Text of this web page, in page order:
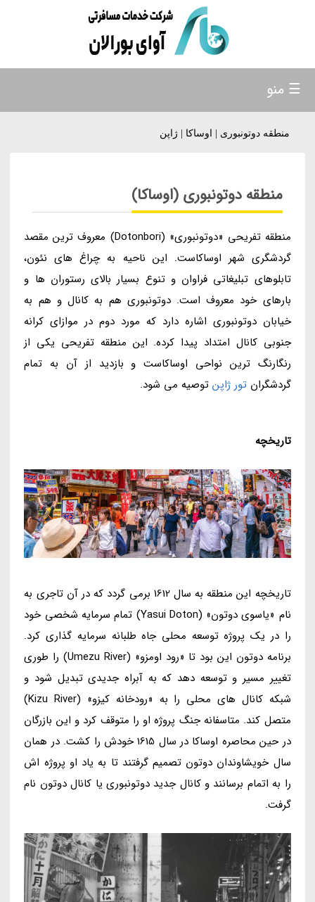
منطقه دوتونبوری | اوساکا | ژاپن
منطقه دوتونبوری (اوساکا)
منطقه تفریحی «دوتونبوری» (Dotonbori) معروف ترین مقصد
گردشگری شهر اوساکاست. این ناحیه به چراغ های نئون،
تابلوهای تبلیغاتی فراوان و تنوع بسیار بالای رستوران ها و
بارهای خود معروف است. دوتونبوری هم به کانال و هم به
خیابان دوتونبوری اشاره دارد که مورد دوم در موازای کرانه
جنوبی کانال امتداد پیدا کرده. این منطقه تفریحی یکی از
رنگارنگ ترین نواحی اوساکاست و بازدید از آن به تمام
گردشگرانتور ژاپن توصیه می شود.
تاریخچه
تاریخچه این منطقه به سال 1612 برمی گردد که در آن تاجری به
نام «یاسوی دوتون» (Yasui Doton) تمام سرمایه شخصی خود
را در یک پروژه توسعه محلی جاه طلبانه سرمایه گذاری کرد.
برنامه دوتون این بود تا «رود اومزو» (Umezu River) را طوری
تغییر مسیر و توسعه دهد که به آبراه جدیدی تبدیل شود و
شبکه کانال های محلی را به «رودخانه کیزو» (Kizu River)
متصل کند. متاسفانه جنگ پروژه او را متوقف کرد و این بازرگان
در حین محاصره اوساکا در سال 1615 خودش را کشت. در همان
سال خویشاوندان دوتون تصمیم گرفتند تا به یاد او پروژه اش
را به اتمام برسانند و کانال جدید دوتونبوری یا کانال دوتون نام
گرفت.
☰ منو